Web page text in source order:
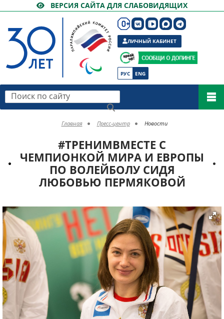
ВЕРСИЯ САЙТА ДЛЯ СЛАБОВИДЯЩИХ
РУС ENG
ЛИЧНЫЙ КАБИНЕТ
Поиск по сайту
Главная Пресс-центр Новости
#ТРЕНИМВМЕСТЕ С
ЧЕМПИОНКОЙ МИРА И ЕВРОПЫ
ПО ВОЛЕЙБОЛУ СИДЯ
ЛЮБОВЬЮ ПЕРМЯКОВОЙ